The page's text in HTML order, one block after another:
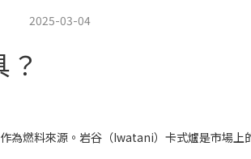
2025-03-04
為燃料來源。岩谷（Iwatani）卡式爐是市場上